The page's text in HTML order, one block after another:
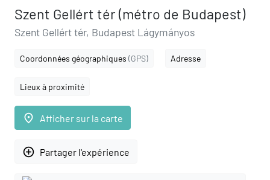
Szent Gellért tér (métro de Budapest)
Szent Gellért tér, Budapest Lágymányos
Coordonnées géographiques (GPS) Adresse
Lieux à proximité
place Afficher sur la carte
add_circle_outline Partager l'expérience